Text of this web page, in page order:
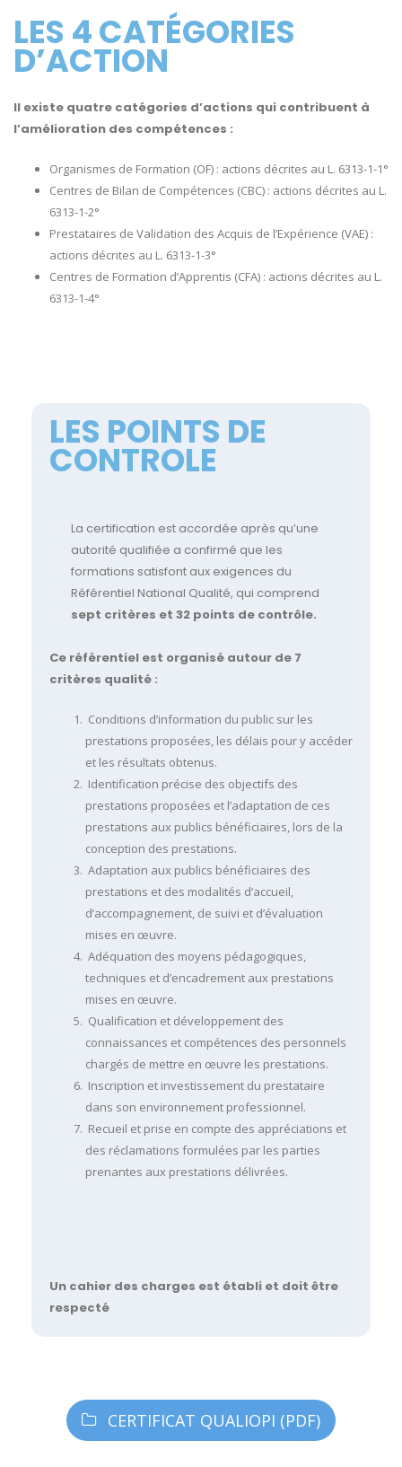
LES 4 CATÉGORIES
D’ACTION
Il existe quatre catégories d’actions qui contribuent à
l’amélioration des compétences :
Organismes de Formation (OF) : actions décrites au L. 6313-1-1°
Centres de Bilan de Compétences (CBC) : actions décrites au L.
6313-1-2°
Prestataires de Validation des Acquis de l’Expérience (VAE) :
actions décrites au L. 6313-1-3°
Centres de Formation d’Apprentis (CFA) : actions décrites au L.
6313-1-4°
LES POINTS DE
CONTROLE
La certification est accordée après qu’une
autorité qualifiée a confirmé que les
formations satisfont aux exigences du
Référentiel National Qualité, qui comprend
sept critères et 32 points de contrôle.
Ce référentiel est organisé autour de 7
critères qualité :
Conditions d’information du public sur les
prestations proposées, les délais pour y accéder
et les résultats obtenus.
Identification précise des objectifs des
prestations proposées et l’adaptation de ces
prestations aux publics bénéficiaires, lors de la
conception des prestations.
Adaptation aux publics bénéficiaires des
prestations et des modalités d’accueil,
d’accompagnement, de suivi et d’évaluation
mises en œuvre.
Adéquation des moyens pédagogiques,
techniques et d’encadrement aux prestations
mises en œuvre.
Qualification et développement des
connaissances et compétences des personnels
chargés de mettre en œuvre les prestations.
Inscription et investissement du prestataire
dans son environnement professionnel.
Recueil et prise en compte des appréciations et
des réclamations formulées par les parties
prenantes aux prestations délivrées.
Un cahier des charges est établi et doit être
respecté
CERTIFICAT QUALIOPI (PDF)